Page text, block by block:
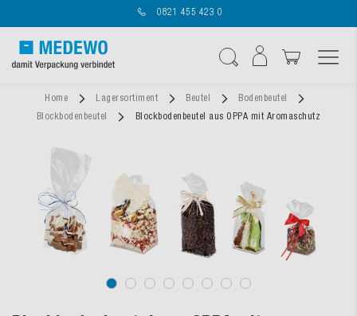
0821 455 423 0
Home Lagersortiment Beutel
Bodenbeutel
Blockbodenbeutel
Blockbodenbeutel aus OPPA mit Aromaschutz